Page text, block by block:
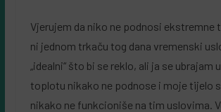
Vjerujem da niko ne podnosi ekstremne
ni jednom trkaču tog dana vremenski
„idealni“ što bi se reklo, ali ja se ubrajam
toplotu nikako ne podnose i moje tijelo
nikako ne funkcioniše na tim uslovima.